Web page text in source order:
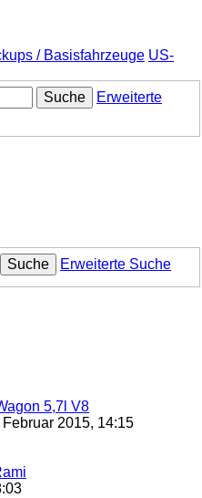
/ Basisfahrzeuge US-
Suche
Erweiterte
Suche
Erweiterte Suche
5,7l V8
Februar 2015, 14:15